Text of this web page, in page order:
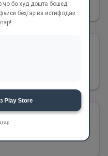
САФАР
ҷо бо худ дошта бошед.
беҳтар ва истифодаи
Play Store